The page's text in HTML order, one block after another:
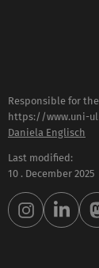
Responsible for
https://www.uni-
Daniela Englisch
Last modified:
10 . December 2025